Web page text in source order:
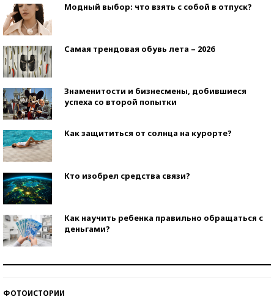
Модный выбор: что взять с собой в отпуск?
Самая трендовая обувь лета – 2026
Знаменитости и бизнесмены, добившиеся
успеха со второй попытки
Как защититься от солнца на курорте?
Кто изобрел средства связи?
Как научить ребенка правильно обращаться с
деньгами?
ФОТОИСТОРИИ